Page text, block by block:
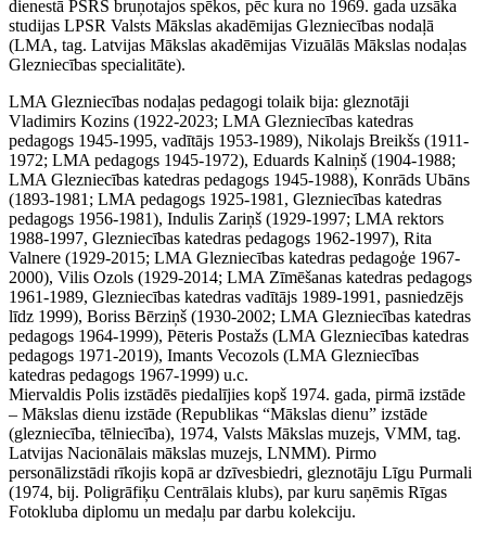
dienestā PSRS bruņotajos spēkos, pēc kura no 1969. gada uzsāka
studijas LPSR Valsts Mākslas akadēmijas Glezniecības nodaļā
(LMA, tag. Latvijas Mākslas akadēmijas Vizuālās Mākslas nodaļas
Glezniecības specialitāte).
LMA Glezniecības nodaļas pedagogi tolaik bija: gleznotāji
Vladimirs Kozins (1922-2023; LMA Glezniecības katedras
pedagogs 1945-1995, vadītājs 1953-1989), Nikolajs Breikšs (1911-
1972; LMA pedagogs 1945-1972), Eduards Kalniņš (1904-1988;
LMA Glezniecības katedras pedagogs 1945-1988), Konrāds Ubāns
(1893-1981; LMA pedagogs 1925-1981, Glezniecības katedras
pedagogs 1956-1981), Indulis Zariņš (1929-1997; LMA rektors
1988-1997, Glezniecības katedras pedagogs 1962-1997), Rita
Valnere (1929-2015; LMA Glezniecības katedras pedagoģe 1967-
2000), Vilis Ozols (1929-2014; LMA Zīmēšanas katedras pedagogs
1961-1989, Glezniecības katedras vadītājs 1989-1991, pasniedzējs
līdz 1999), Boriss Bērziņš (1930-2002; LMA Glezniecības katedras
pedagogs 1964-1999), Pēteris Postažs (LMA Glezniecības katedras
pedagogs 1971-2019), Imants Vecozols (LMA Glezniecības
katedras pedagogs 1967-1999) u.c.
Miervaldis Polis izstādēs piedalījies kopš 1974. gada, pirmā izstāde
– Mākslas dienu izstāde (Republikas “Mākslas dienu” izstāde
(glezniecība, tēlniecība), 1974, Valsts Mākslas muzejs, VMM, tag.
Latvijas Nacionālais mākslas muzejs, LNMM). Pirmo
personālizstādi rīkojis kopā ar dzīvesbiedri, gleznotāju Līgu Purmali
(1974, bij. Poligrāfiķu Centrālais klubs), par kuru saņēmis Rīgas
Fotokluba diplomu un medaļu par darbu kolekciju.